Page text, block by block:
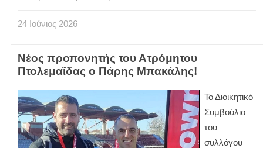
24 Ιούνιος 2026
Νέος προπονητής του Ατρόμητου
Πτολεμαΐδας ο Πάρης Μπακάλης!
Το Διοικητικό
Συμβούλιο
του
συλλόγου